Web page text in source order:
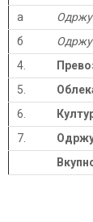
а
б
4.
5.
6.
7.